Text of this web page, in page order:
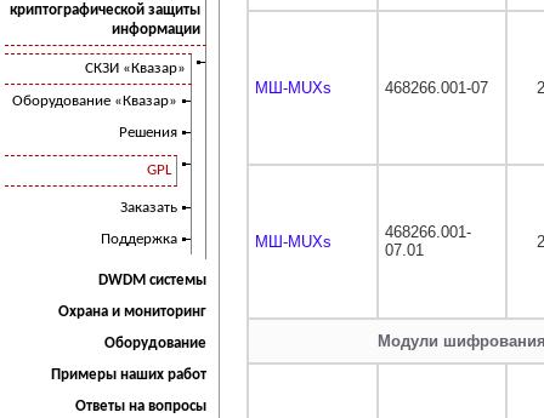
криптографической защиты
информации
СКЗИ «Квазар»
Оборудование «Квазар»
Решения
GPL
Заказать
Поддержка
DWDM системы
Охрана и мониторинг
Оборудование
Примеры наших работ
Ответы на вопросы
МШ-MUXs 468266.001-07
МШ-MUXs
468266.001-
07.01
Модули